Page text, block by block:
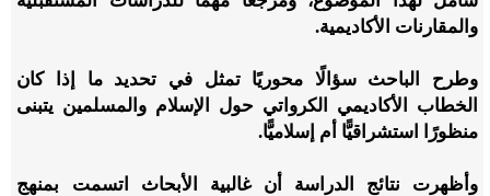
والمقارنات الأكاديمية.
وطرح الباحث سؤالًا محوريًا تمثل في تحديد ما إذا كان
الخطاب الأكاديمي الكرواتي حول الإسلام والمسلمين يتبنى
منظورًا استشراقيًّا أم إسلاميًّا.
وأظهرت نتائج الدراسة أن غالبية الأبحاث اتسمت بمنهج